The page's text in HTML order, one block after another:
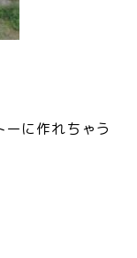
に作れちゃう